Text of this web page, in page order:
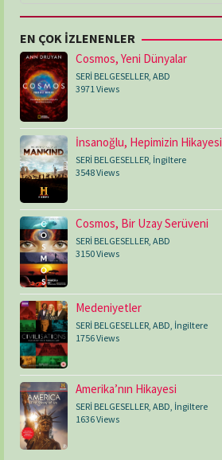
EN ÇOK İZLENENLER
Cosmos, Yeni Dünyalar
SERİ BELGESELLER ABD
3971 Views
İnsanoğlu, Hepimizin Hikayesi
SERİ BELGESELLER İngiltere
3548 Views
Cosmos, Bir Uzay Serüveni
SERİ BELGESELLER, ABD
3150 Views
Medeniyetler
SERİ BELGESELLER ABD İngiltere
1756 Views
Amerika’nın Hikayesi
SERİ BELGESELLER, ABD, İngiltere
1636 Views